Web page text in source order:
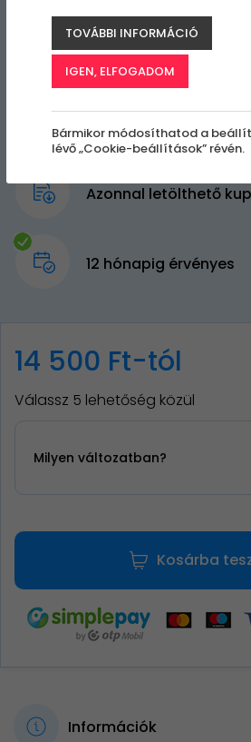
Azonnal letölthető
12 hónapig érvényes
14 500 Ft-tól
Válassz 5 lehetőség közül
Milyen változatban?
Kosárba
Információk
TOVÁBBI INFORMÁCIÓ
IGEN, ELFOGADOM
Bármikor módosíthatod a
lévő „Cookie-beállítások” révén.